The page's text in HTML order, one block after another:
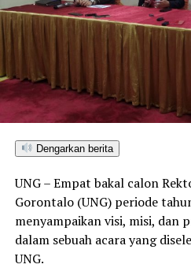
Dengarkan berita
UNG – Empat bakal calon
Gorontalo (UNG) periode
menyampaikan visi, misi, dan
dalam sebuah acara yang
UNG.